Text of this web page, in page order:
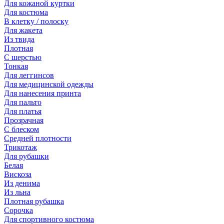
Для кожаной куртки
Для костюма
В клетку / полоску
Для жакета
Из твида
Плотная
С шерстью
Тонкая
Для леггинсов
Для медицинской одежды
Для нанесения принта
Для пальто
Для платья
Прозрачная
С блеском
Средней плотности
Трикотаж
Для рубашки
Белая
Вискоза
Из денима
Из льна
Плотная рубашка
Сорочка
Для спортивного костюма